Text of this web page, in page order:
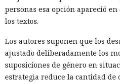
personas esa opción apareció
los textos.
Los autores suponen que los
ajustado deliberadamente los
suposiciones de género en
estrategia reduce la cantidad de